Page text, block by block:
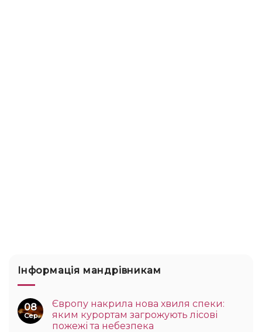
Інформація мандрівникам
08
Сер
Європу накрила нова хвиля спеки:
яким курортам загрожують лісові
пожежі та небезпека